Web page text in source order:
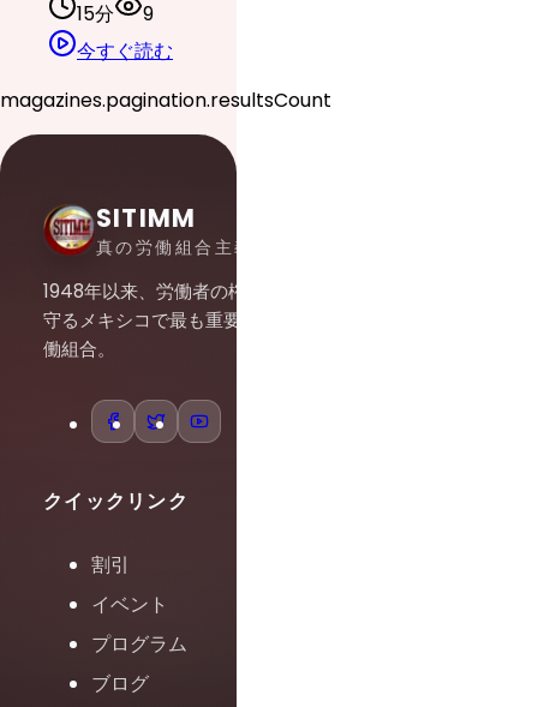
15分
9
今すぐ読む
magazines.pagination.resultsCount
SITIMM
真の労働組合主義
1948年以来、労働者の権利を
守るメキシコで最も重要な労
働組合。
クイックリンク
割引
イベント
プログラム
ブログ